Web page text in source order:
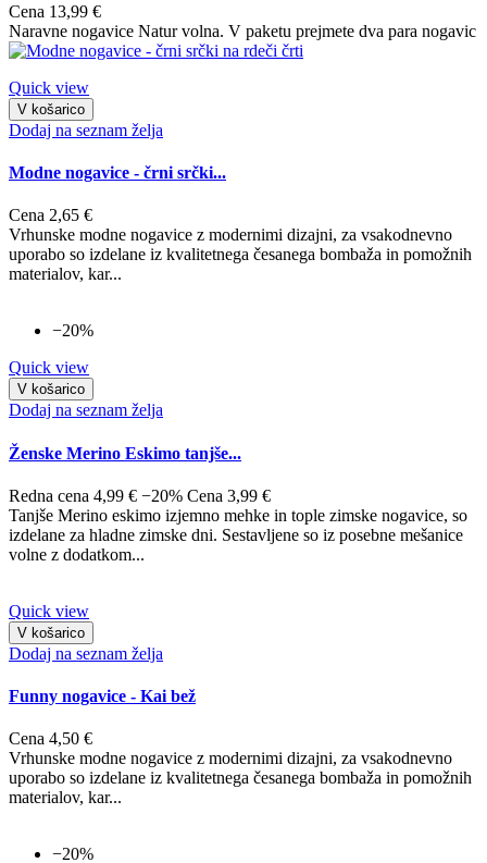
Cena 13,99 €
Naravne nogavice Natur volna. V paketu prejmete dva para nogavic
Quick view
V košarico
Dodaj na seznam želja
Modne nogavice - črni srčki...
Cena 2,65 €
Vrhunske modne nogavice z modernimi dizajni, za vsakodnevno
uporabo so izdelane iz kvalitetnega česanega bombaža in pomožnih
materialov, kar...
−20%
Quick view
V košarico
Dodaj na seznam želja
Ženske Merino Eskimo tanjše...
Redna cena 4,99 € −20% Cena 3,99 €
Tanjše Merino eskimo izjemno mehke in tople zimske nogavice, so
izdelane za hladne zimske dni. Sestavljene so iz posebne mešanice
volne z dodatkom...
Quick view
V košarico
Dodaj na seznam želja
Funny nogavice - Kai bež
Cena 4,50 €
Vrhunske modne nogavice z modernimi dizajni, za vsakodnevno
uporabo so izdelane iz kvalitetnega česanega bombaža in pomožnih
materialov, kar...
−20%